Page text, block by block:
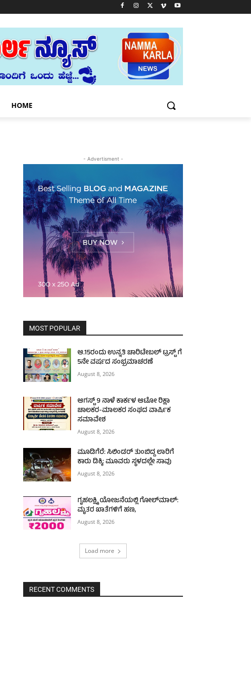
HOME
- Advertisment -
MOST POPULAR
ಆ.15ರಂದು ಉನ್ನತಿ ಚಾರಿಟೇಬಲ್ ಟ್ರಸ್ಟ್‌ ಗೆ
5ನೇ ವರ್ಷದ ಸಂಭ್ರಮಾಚರಣೆ
August 8, 2026
ಆಗಸ್ಟ್ 9 ನಾಳೆ ಕಾರ್ಕಳ ಆಟೋ ರಿಕ್ಷಾ
ಚಾಲಕರ-ಮಾಲಕರ ಸಂಘದ ವಾರ್ಷಿಕ
ಸಮಾವೇಶ
August 8, 2026
ಮೂಡಿಗೆರೆ: ಸಿಲಿಂಡರ್ ತುಂಬಿದ್ದ ಲಾರಿಗೆ
ಕಾರು ಡಿಕ್ಕಿ: ಮೂವರು ಸ್ಥಳದಲ್ಲೇ ಸಾವು
August 8, 2026
ಗೃಹಲಕ್ಷ್ಮಿ ಯೋಜನೆಯಲ್ಲಿ ಗೋಲ್‌ಮಾಲ್:
ಮೃತರ ಖಾತೆಗಳಿಗೆ ಹಣ,
August 8, 2026
Load more
RECENT COMMENTS